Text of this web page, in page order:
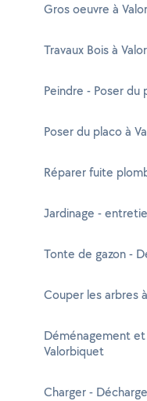
Gros oeuvre à
Travaux Bois à
Peindre - Poser
Poser du placo à
Réparer fuite
Jardinage -
Tonte de gazon -
Couper les arbres
Déménagement
Valorbiquet
Charger -